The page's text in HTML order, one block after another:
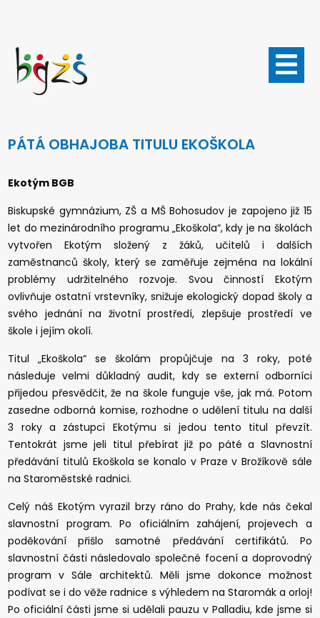
obsahu
PÁTÁ OBHAJOBA TITULU EKOŠKOLA
Ekotým BGB
Biskupské gymnázium, ZŠ a MŠ Bohosudov je zapojeno již 15
let do mezinárodního programu „Ekoškola“, kdy je na školách
vytvořen Ekotým složený z žáků, učitelů i dalších
zaměstnanců školy, který se zaměřuje zejména na lokální
problémy udržitelného rozvoje. Svou činností Ekotým
ovlivňuje ostatní vrstevníky, snižuje ekologický dopad školy a
svého jednání na životní prostředí, zlepšuje prostředí ve
škole i jejím okolí.
Titul „Ekoškola“ se školám propůjčuje na 3 roky, poté
následuje velmi důkladný audit, kdy se externí odborníci
přijedou přesvědčit, že na škole funguje vše, jak má. Potom
zasedne odborná komise, rozhodne o udělení titulu na další
3 roky a zástupci Ekotýmu si jedou tento titul převzít.
Tentokrát jsme jeli titul přebírat již po páté a Slavnostní
předávání titulů Ekoškola se konalo v Praze v Brožíkově sále
na Staroměstské radnici.
Celý náš Ekotým vyrazil brzy ráno do Prahy, kde nás čekal
slavnostní program. Po oficiálním zahájení, projevech a
poděkování přišlo samotné předávání certifikátů. Po
slavnostní části následovalo společné focení a doprovodný
program v Sále architektů. Měli jsme dokonce možnost
podívat se i do věže radnice s výhledem na Staromák a orloj!
Po oficiální části jsme si udělali pauzu v Palladiu, kde jsme si